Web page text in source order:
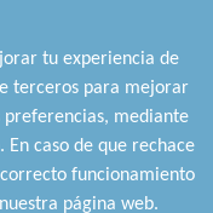
tu experiencia de
terceros para mejorar
preferencias, mediante
caso de que rechace
funcionamiento
página web.